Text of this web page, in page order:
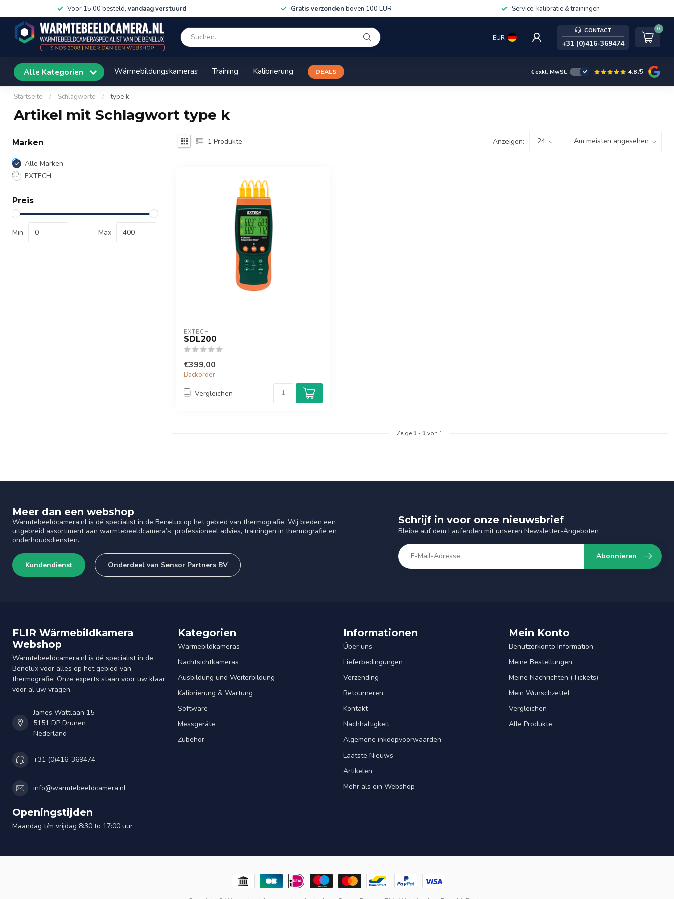
Voor 15:00 besteld, vandaag verstuurd Gratis verzonden boven 100 EUR Service, kalibratie & trainingen
EUR
CONTACT
+31 (0)416-369474
0
Alle Kategorien Wärmebildungskameras Training Kalibrierung DEALS €exkl. MwSt. 4.8/5
Startseite / Schlagworte / type k
Artikel mit Schlagwort type k
Marken
Alle Marken
EXTECH
Preis
Min Max
1 Produkte Anzeigen:
EXTECH
SDL200
€399,00
Backorder
Vergleichen
Zeige 1 - 1von 1
Meer dan een webshop
Warmtebeeldcamera.nl is dé specialist in de Benelux op het gebied van thermografie. Wij bieden een
uitgebreid assortiment aan warmtebeeldcamera’s, professioneel advies, trainingen in thermografie en
onderhoudsdiensten.
Kundendienst Onderdeel van Sensor Partners BV
Schrijf in voor onze nieuwsbrief
Bleibe auf dem Laufenden mit unseren Newsletter-Angeboten
Abonnieren
FLIR Wärmebildkamera
Webshop
Warmtebeeldcamera.nl is dé specialist in de
Benelux voor alles op het gebied van
thermografie. Onze experts staan voor uw klaar
voor al uw vragen.
James Wattlaan 15
5151 DP Drunen
Nederland
+31 (0)416-369474
info@warmtebeeldcamera.nl
Openingstijden
Maandag t/m vrijdag 8:30 to 17:00 uur
Kategorien
Wärmebildkameras
Nachtsichtkameras
Ausbildung und Weiterbildung
Kalibrierung & Wartung
Software
Messgeräte
Zubehör
Informationen
Über uns
Lieferbedingungen
Verzending
Retourneren
Kontakt
Nachhaltigkeit
Algemene inkoopvoorwaarden
Laatste Nieuws
Artikelen
Mehr als ein Webshop
Mein Konto
Benutzerkonto Information
Meine Bestellungen
Meine Nachrichten (Tickets)
Mein Wunschzettel
Vergleichen
Alle Produkte